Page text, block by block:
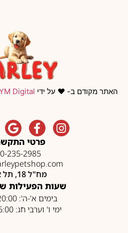
האתר מקודם ב- ❤️ על ידי Digital
פרטי
235-2985
מח"ל 18, תל אביב
שעות הפעילות
בימים א'-ה': 10:00-20:00
ימי ו' וערבי חג: 10:00-16:00